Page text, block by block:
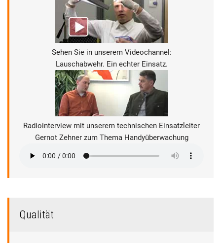
Sehen Sie in unserem Videochannel:
Lauschabwehr. Ein echter Einsatz.
Radiointerview mit unserem technischen Einsatzleiter
Gernot Zehner zum Thema Handyüberwachung
Qualität